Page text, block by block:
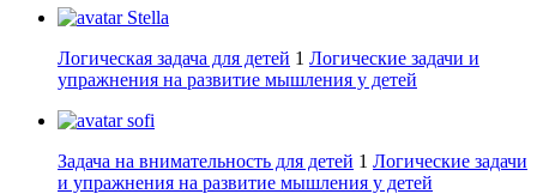
Stella
Логическая задача для детей 1 Логические задачи и
упражнения на развитие мышления у детей
sofi
Задача на внимательность для детей 1 Логические задачи
и упражнения на развитие мышления у детей